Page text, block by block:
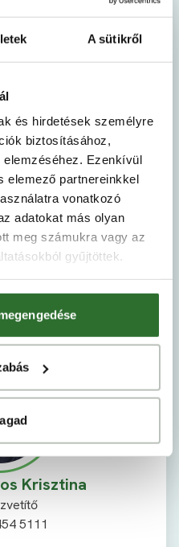
A sütikről
és hirdetések személyre
biztosításához,
elemzéséhez. Ezenkívül
elemező partnereinkkel
vonatkozó
adatokat más olyan
meg számukra vagy az
gyűjtöttek.
Viktória
Otthonszakértő
5119
Krisztina
5111